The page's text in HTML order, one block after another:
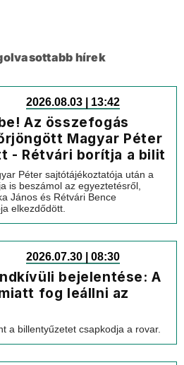
hírek
2026.08.03 | 13:42
Az összefogás
Magyar Péter
- Rétvári borítja a bilit
Péter sajtótájékoztatója után a
is beszámol az egyeztetésről,
János és Rétvári Bence
elkezdődött.
2026.07.30 | 08:30
bejelentése: A
fog leállni az
a billentyűzetet csapkodja a rovar.